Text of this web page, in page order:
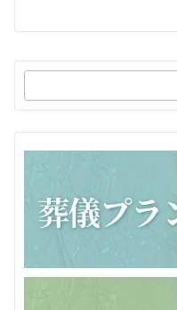
シ
ョ
ン
索：